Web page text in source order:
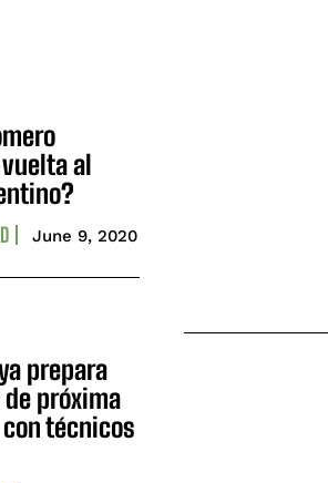
al
June 9, 2020
prepara
próxima
con técnicos